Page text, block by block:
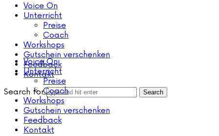
Voice On
Unterricht
Preise
Coach
Workshops
Gutschein verschenken
Feedback
Kontakt
Search for
Voice On
Unterricht
Preise
Coach
Workshops
Gutschein verschenken
Feedback
Kontakt